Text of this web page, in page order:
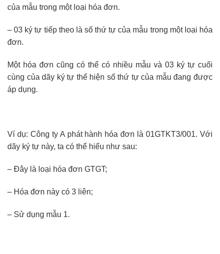
của mẫu trong một loại hóa đơn.
– 03 ký tự tiếp theo là số thứ tự của mẫu trong một loại hóa
đơn.
Một hóa đơn cũng có thể có nhiều mẫu và 03 ký tự cuối
cùng của dãy ký tự thể hiện số thứ tự của mẫu đang được
áp dụng.
Ví dụ: Công ty A phát hành hóa đơn là 01GTKT3/001. Với
dãy ký tự này, ta có thể hiểu như sau:
– Đây là loại hóa đơn GTGT;
– Hóa đơn này có 3 liên;
– Sử dụng mẫu 1.